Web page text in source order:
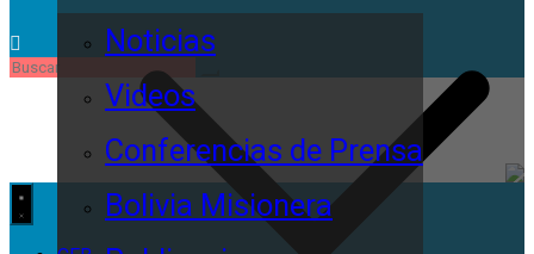
Noticias
Videos
Conferencias de Prensa
Bolivia Misionera